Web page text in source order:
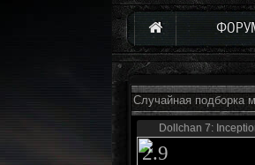
Случайная подборка
Dollchan 7:
2.9